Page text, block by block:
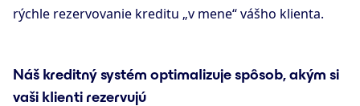
rýchle rezervovanie kreditu „v mene“ vášho klienta.
Náš kreditný systém optimalizuje spôsob, akým si
vaši klienti rezervujú